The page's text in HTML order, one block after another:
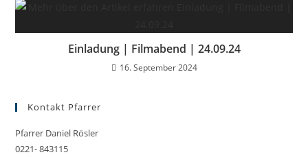
Einladung | Filmabend | 24.09.24
16. September 2024
Kontakt Pfarrer
Pfarrer Daniel Rösler
0221- 843115